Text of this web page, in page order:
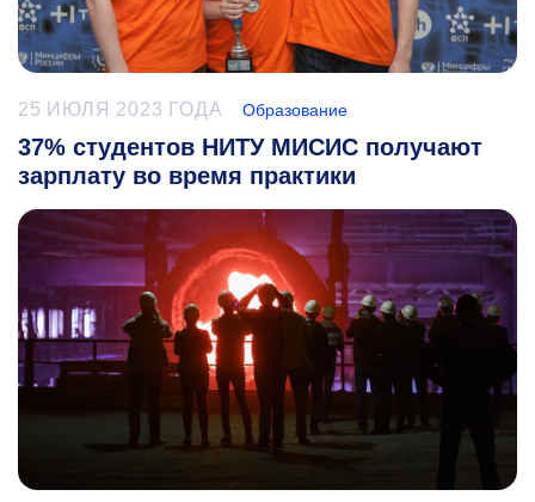
25 ИЮЛЯ 2023 ГОДА Образование
37% студентов НИТУ МИСИС получают
зарплату во время практики